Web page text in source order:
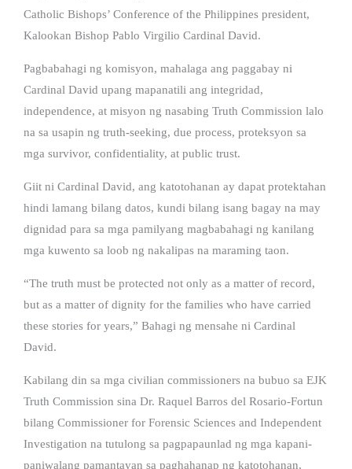
Catholic Bishops’ Conference of the Philippines president,
Kalookan Bishop Pablo Virgilio Cardinal David.
Pagbabahagi ng komisyon, mahalaga ang paggabay ni
Cardinal David upang mapanatili ang integridad,
independence, at misyon ng nasabing Truth Commission lalo
na sa usapin ng truth-seeking, due process, proteksyon sa
mga survivor, confidentiality, at public trust.
Giit ni Cardinal David, ang katotohanan ay dapat protektahan
hindi lamang bilang datos, kundi bilang isang bagay na may
dignidad para sa mga pamilyang magbabahagi ng kanilang
mga kuwento sa loob ng nakalipas na maraming taon.
“The truth must be protected not only as a matter of record,
but as a matter of dignity for the families who have carried
these stories for years,” Bahagi ng mensahe ni Cardinal
David.
Kabilang din sa mga civilian commissioners na bubuo sa EJK
Truth Commission sina Dr. Raquel Barros del Rosario-Fortun
bilang Commissioner for Forensic Sciences and Independent
Investigation na tutulong sa pagpapaunlad ng mga kapani-
paniwalang pamantayan sa paghahanap ng katotohanan,